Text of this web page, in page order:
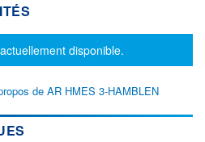
disponible.
de AR HMES 3-HAMBLEN